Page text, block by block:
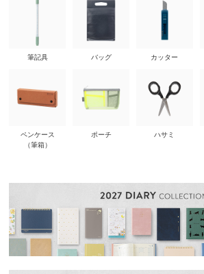
筆記具
ペンケース
（筆箱）
バッグ
ポーチ
カッター
ハサミ